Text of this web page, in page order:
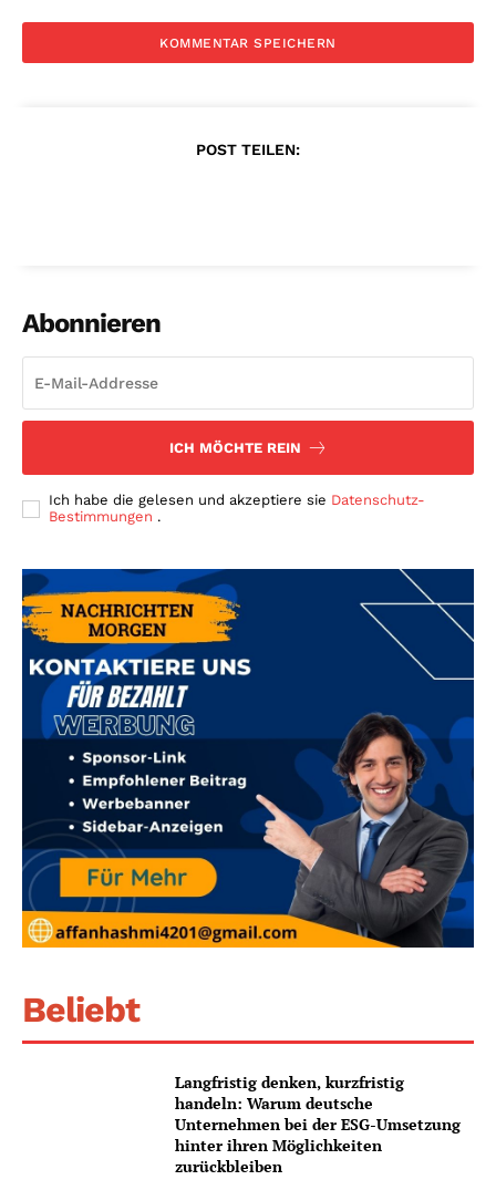
POST TEILEN:
Abonnieren
ICH MÖCHTE REIN
Ich habe die gelesen und akzeptiere sie Datenschutz-
Bestimmungen .
Beliebt
Langfristig denken, kurzfristig
handeln: Warum deutsche
Unternehmen bei der ESG-Umsetzung
hinter ihren Möglichkeiten
zurückbleiben